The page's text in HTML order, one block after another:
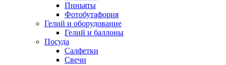
Пиньяты
Фотобутафория
Гелий и оборудование
Гелий и баллоны
Посуда
Салфетки
Свечи